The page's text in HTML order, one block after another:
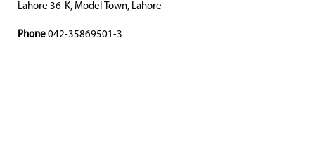
Lahore 36-K, Model Town, Lahore
Phone 042-35869501-3